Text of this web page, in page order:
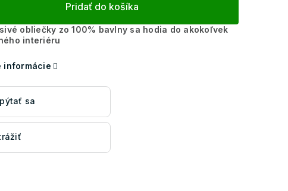
Pridať do košíka
obliečky zo 100% bavlny sa hodia do akokoľvek
interiéru
informácie
sa